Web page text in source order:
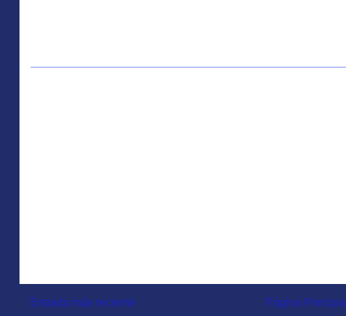
Entrada más reciente Página Principal